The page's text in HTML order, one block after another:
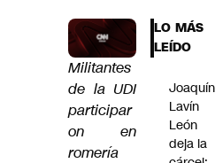
Militantes
de la UDI
participar
on en
romería
LO MÁS
LEÍDO
Joaquín
Lavín
León
deja la